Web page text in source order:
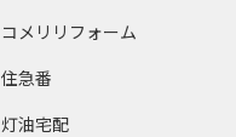
コメリリフォーム
住急番
灯油宅配